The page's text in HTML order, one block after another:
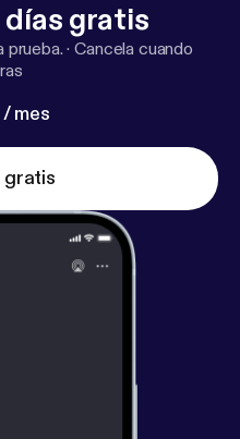
gratis
prueba. ·Cancela cuando
mes
gratis